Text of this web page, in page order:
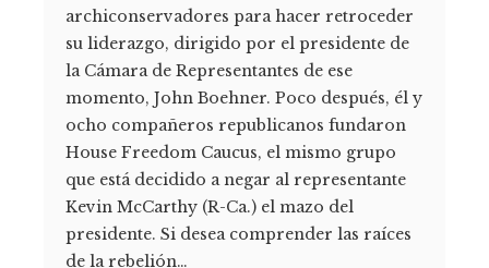
archiconservadores para hacer retroceder
su liderazgo, dirigido por el presidente de
la Cámara de Representantes de ese
momento, John Boehner. Poco después, él y
ocho compañeros republicanos fundaron
House Freedom Caucus, el mismo grupo
que está decidido a negar al representante
Kevin McCarthy (R-Ca.) el mazo del
presidente. Si desea comprender las raíces
de la rebelión…